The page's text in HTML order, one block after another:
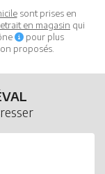
sont prises en
en magasin qui
pour plus
proposés.